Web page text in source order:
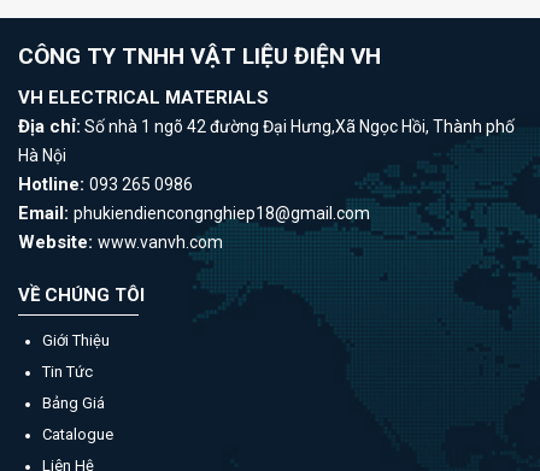
CÔNG TY TNHH VẬT LIỆU ĐIỆN VH
VH ELECTRICAL MATERIALS
Địa chỉ: Số nhà 1 ngõ 42 đường Đại Hưng,Xã Ngọc Hồi, Thành phố
Hà Nội
Hotline: 093 265 0986
Email: phukiendiencongnghiep18@gmail.com
Website: www.vanvh.com
VỀ CHÚNG TÔI
Giới Thiệu
Tin Tức
Bảng Giá
Catalogue
Liên Hệ